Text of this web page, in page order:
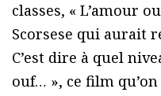
classes, « L’amour
Scorsese qui aurait
C’est dire à quel
ouf… », ce film